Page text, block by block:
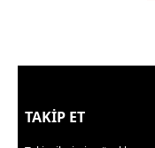
TAKİP ET